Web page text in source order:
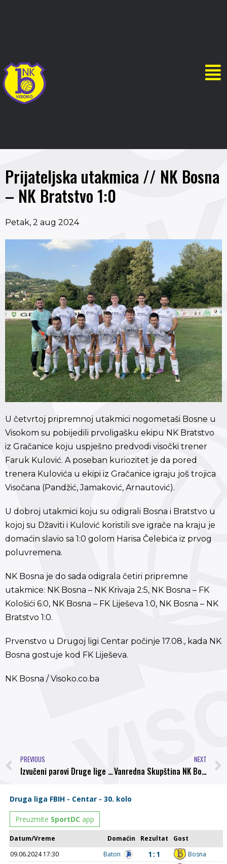
Prijateljska utakmica // NK Bosna
– NK Bratstvo 1:0
Petak, 2 aug 2024
U četvrtoj pripremnoj utakmici nogometaši Bosne u
Visokom su pobijedili prvoligašku ekipu NK Bratstvo
iz Gračanice koju uspješno predvodi visočki trener
Faruk Kulović. A poseban kuriozitet je da pored
trenera Kulovića u ekipi iz Gračanice igraju još trojica
Visočana (Pandžić, Jamaković, Arnautović).
U dobroj utakmici koju su odigrali Bosna i Bratstvo u
kojoj su Džaviti i Kulović koristili sve igrače na kraju je
domaćin slavio sa 1:0 golom Harisa Čelebića iz prvog
poluvremena.
NK Bosna je do sada odigrala četiri pripremne
utakmice: NK Bosna – NK Krivaja 2:5, NK Bosna – FK
Kološići 6:0, NK Bosna – FK Liješeva 1:0, NK Bosna – NK
Bratstvo 1:0.
Prvenstvo u Drugoj ligi Centar počinje 17.08., kada NK
Bosna gostuje kod FK Liješeva.
NK Bosna / Visoko.co.ba
PREVIOUS
Izvučeni parovi Druge lige Centar: NK Bosna prvo kolo gostuje u Liješevi, derbi protiv Rudara u osmom kolu u Kaknju
NEXT
Vanredna Skupština NK Bosna u četvrtak